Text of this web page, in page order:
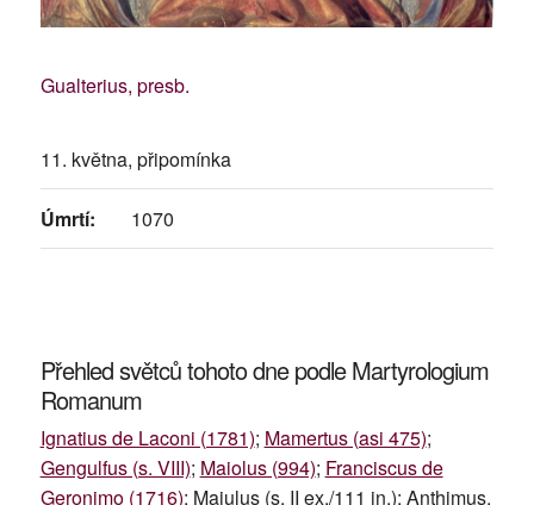
Gualterius, presb.
11. května, připomínka
Úmrtí: 1070
Přehled světců tohoto dne podle Martyrologium
Romanum
Ignatius de Laconi (1781); Mamertus (asi 475);
Gengulfus (s. VIII); Maiolus (994); Franciscus de
Geronimo (1716); Maiulus (s. II ex./111 in.); Anthimus,